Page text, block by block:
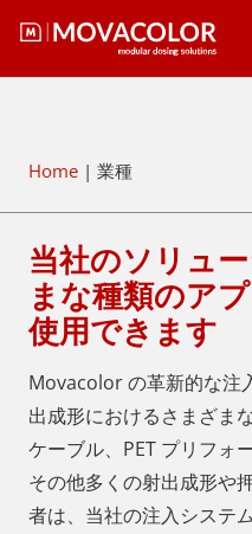
Home | 業種
当社のソリュ
まな種類のア
使用できます
Movacolor の革新的な注
出成形におけるさまざま
ケーブル、PET プリフォ
その他多くの射出成形や
者は、当社の注入システ